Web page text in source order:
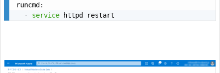
runcmd:
  -
service httpd restart